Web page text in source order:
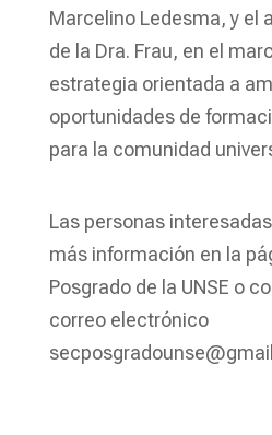
Marcelino Ledesma, y el
de la Dra. Frau, en el
estrategia orientada a
oportunidades de
para la comunidad
Las personas
más información en la
Posgrado de la UNSE o
correo electrónico